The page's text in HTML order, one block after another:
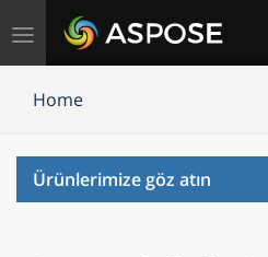
Gezinmeyi
Home
Ürünlerimize göz atın